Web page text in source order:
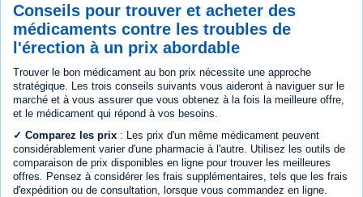
Conseils pour trouver et acheter des
médicaments contre les troubles de
l'érection à un prix abordable
Trouver le bon médicament au bon prix nécessite une approche
stratégique. Les trois conseils suivants vous aideront à naviguer sur le
marché et à vous assurer que vous obtenez à la fois la meilleure offre,
et le médicament qui répond à vos besoins.
✓ Comparez les prix : Les prix d'un même médicament peuvent
considérablement varier d'une pharmacie à l'autre. Utilisez les outils de
comparaison de prix disponibles en ligne pour trouver les meilleures
offres. Pensez à considérer les frais supplémentaires, tels que les frais
d'expédition ou de consultation, lorsque vous commandez en ligne.